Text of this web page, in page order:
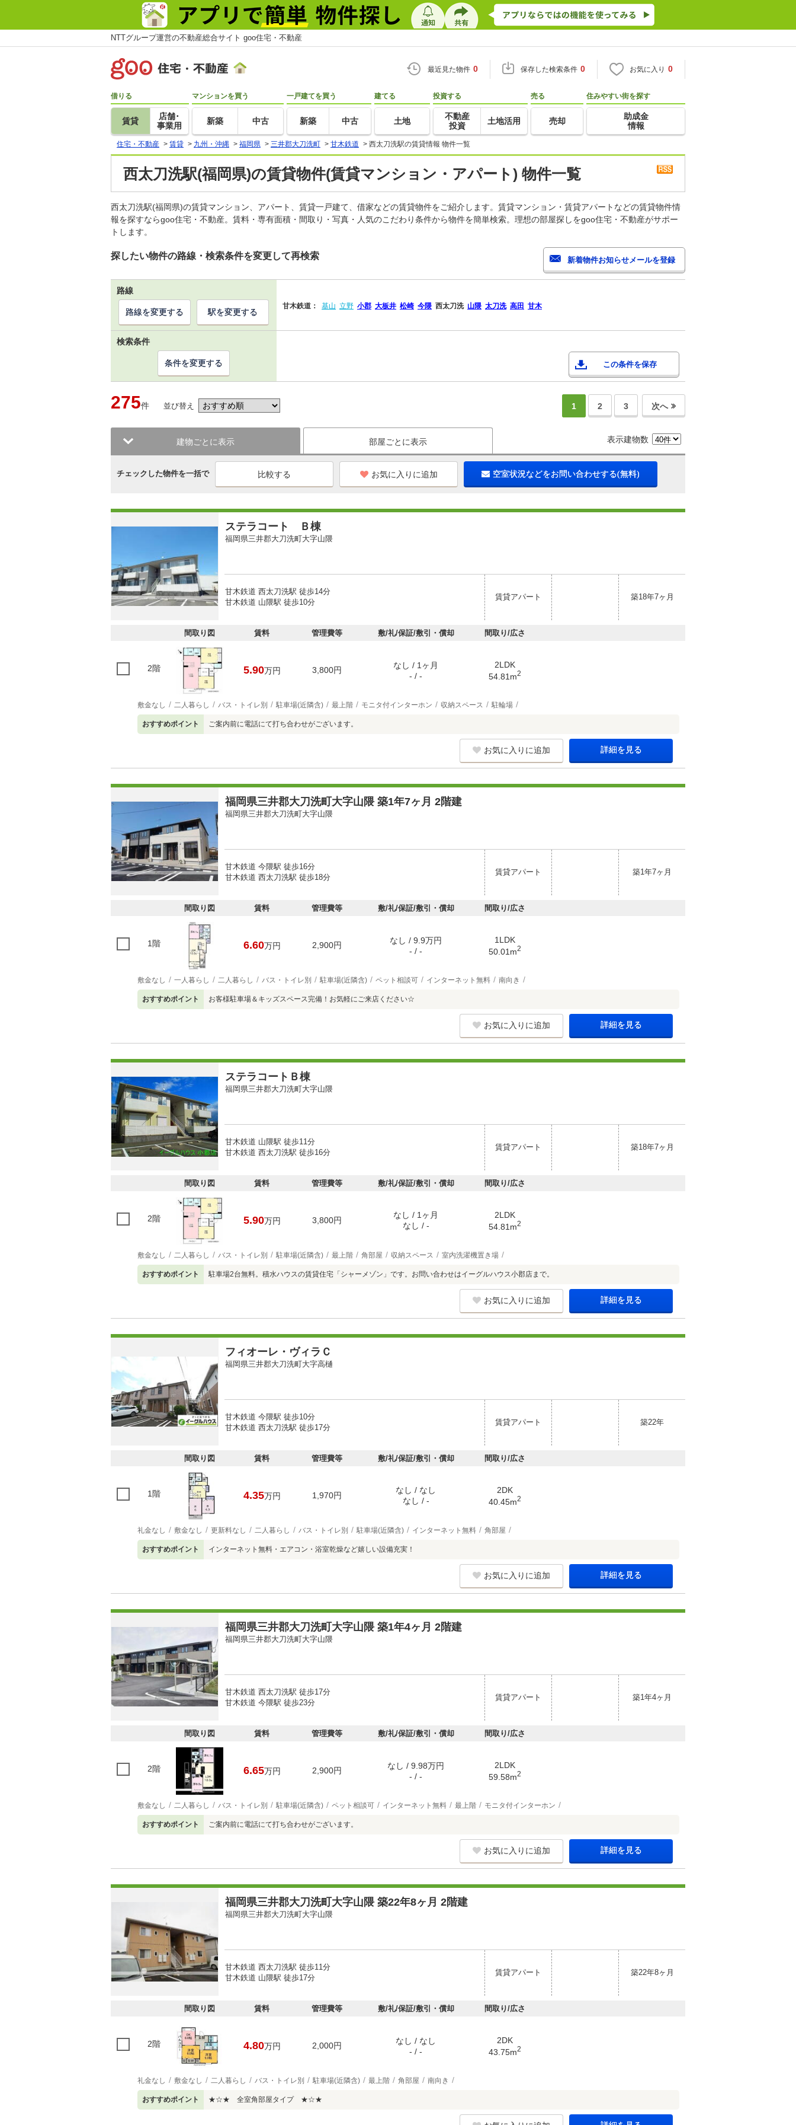
NTTグループ運営の不動産総合サイト goo住宅・不動産
最近見た物件 0 保存した検索条件 0 お気に入り 0
借りる
賃貸
店舗･
事業用
マンションを買う
新築 中古
一戸建てを買う
新築 中古
建てる
土地
投資する
不動産
投資
土地活用
売る
売却
住みやすい街を探す
助成金
情報
住宅・不動産 > 賃貸 > 九州・沖縄 > 福岡県 > 三井郡大刀洗町 > 甘木鉄道 > 西太刀洗駅の賃貸情報 物件一覧
西太刀洗駅(福岡県)の賃貸物件(賃貸マンション・アパート) 物件一覧
西太刀洗駅(福岡県)の賃貸マンション、アパート、賃貸一戸建て、借家などの賃貸物件をご紹介します。賃貸マンション・賃貸アパートなどの賃貸物件情
報を探すならgoo住宅・不動産。賃料・専有面積・間取り・写真・人気のこだわり条件から物件を簡単検索。理想の部屋探しをgoo住宅・不動産がサポー
トします。
探したい物件の路線・検索条件を変更して再検索
路線
甘木鉄道： 基山 立野 小郡 大板井 松崎 今隈 西太刀洗 山隈 太刀洗 高田 甘木
路線を変更する 駅を変更する
検索条件
この条件を保存
条件を変更する
275件 並び替え 1 2 3 次へ
建物ごとに表示 部屋ごとに表示 表示建物数
チェックした物件を一括で お気に入りに追加 空室状況などをお問い合わせする(無料)
ステラコート Ｂ棟
福岡県三井郡大刀洗町大字山隈
甘木鉄道 西太刀洗駅 徒歩14分
甘木鉄道 山隈駅 徒歩10分
賃貸アパート 築18年7ヶ月
間取り図 賃料 管理費等 敷/礼/保証/敷引・償却 間取り/広さ
2階 5.90万円 3,800円
なし / 1ヶ月
- / -
2LDK
54.81m2
敷金なし 二人暮らし バス・トイレ別 駐車場(近隣含) 最上階 モニタ付インターホン 収納スペース 駐輪場
おすすめポイント ご案内前に電話にて打ち合わせがございます。
お気に入りに追加 詳細を見る
福岡県三井郡大刀洗町大字山隈 築1年7ヶ月 2階建
福岡県三井郡大刀洗町大字山隈
甘木鉄道 今隈駅 徒歩16分
甘木鉄道 西太刀洗駅 徒歩18分
賃貸アパート 築1年7ヶ月
間取り図 賃料 管理費等 敷/礼/保証/敷引・償却 間取り/広さ
1階 6.60万円 2,900円
なし / 9.9万円
- / -
1LDK
50.01m2
敷金なし 一人暮らし 二人暮らし バス・トイレ別 駐車場(近隣含) ペット相談可 インターネット無料 南向き
おすすめポイント お客様駐車場＆キッズスペース完備！お気軽にご来店ください☆
お気に入りに追加 詳細を見る
ステラコートＢ棟
福岡県三井郡大刀洗町大字山隈
甘木鉄道 山隈駅 徒歩11分
甘木鉄道 西太刀洗駅 徒歩16分
賃貸アパート 築18年7ヶ月
間取り図 賃料 管理費等 敷/礼/保証/敷引・償却 間取り/広さ
2階 5.90万円 3,800円
なし / 1ヶ月
なし / -
2LDK
54.81m2
敷金なし 二人暮らし バス・トイレ別 駐車場(近隣含) 最上階 角部屋 収納スペース 室内洗濯機置き場
おすすめポイント 駐車場2台無料。積水ハウスの賃貸住宅「シャーメゾン」です。お問い合わせはイーグルハウス小郡店まで。
お気に入りに追加 詳細を見る
フィオーレ・ヴィラＣ
福岡県三井郡大刀洗町大字高樋
甘木鉄道 今隈駅 徒歩10分
甘木鉄道 西太刀洗駅 徒歩17分
賃貸アパート 築22年
間取り図 賃料 管理費等 敷/礼/保証/敷引・償却 間取り/広さ
1階 4.35万円 1,970円
なし / なし
なし / -
2DK
40.45m2
礼金なし 敷金なし 更新料なし 二人暮らし バス・トイレ別 駐車場(近隣含) インターネット無料 角部屋
おすすめポイント インターネット無料・エアコン・浴室乾燥など嬉しい設備充実！
お気に入りに追加 詳細を見る
福岡県三井郡大刀洗町大字山隈 築1年4ヶ月 2階建
福岡県三井郡大刀洗町大字山隈
甘木鉄道 西太刀洗駅 徒歩17分
甘木鉄道 今隈駅 徒歩23分
賃貸アパート 築1年4ヶ月
間取り図 賃料 管理費等 敷/礼/保証/敷引・償却 間取り/広さ
2階 6.65万円 2,900円
なし / 9.98万円
- / -
2LDK
59.58m2
敷金なし 二人暮らし バス・トイレ別 駐車場(近隣含) ペット相談可 インターネット無料 最上階 モニタ付インターホン
おすすめポイント ご案内前に電話にて打ち合わせがございます。
お気に入りに追加 詳細を見る
福岡県三井郡大刀洗町大字山隈 築22年8ヶ月 2階建
福岡県三井郡大刀洗町大字山隈
甘木鉄道 西太刀洗駅 徒歩11分
甘木鉄道 山隈駅 徒歩17分
賃貸アパート 築22年8ヶ月
間取り図 賃料 管理費等 敷/礼/保証/敷引・償却 間取り/広さ
2階 4.80万円 2,000円
なし / なし
- / -
2DK
43.75m2
礼金なし 敷金なし 二人暮らし バス・トイレ別 駐車場(近隣含) 最上階 角部屋 南向き
おすすめポイント ★☆★ 全室角部屋タイプ ★☆★